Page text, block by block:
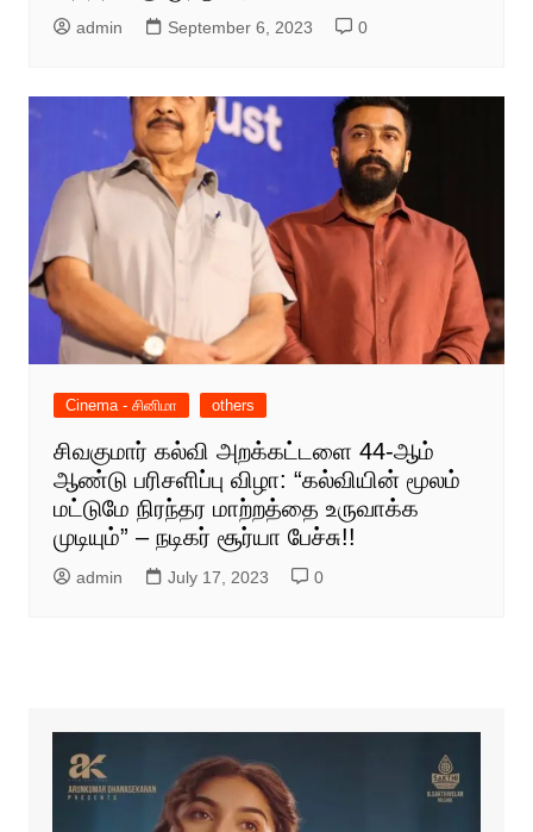
admin September 6, 2023 0
Cinema - சினிமா others
சிவகுமார் கல்வி அறக்கட்டளை 44-ஆம்
ஆண்டு பரிசளிப்பு விழா: “கல்வியின் மூலம்
மட்டுமே நிரந்தர மாற்றத்தை உருவாக்க
முடியும்” – நடிகர் சூர்யா பேச்சு!!
admin July 17, 2023 0